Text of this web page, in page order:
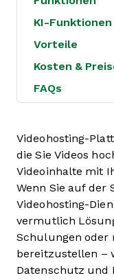
KI-Funktionen
Vorteile
Kosten &
FAQs
Videohosting-
die Sie Videos
Videoinhalte mit
Wenn Sie auf der
Videohosting-
vermutlich
Schulungen oder
bereitzustellen –
Datenschutz und